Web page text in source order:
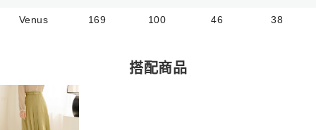
Venus 169 100 46 38
搭配商品